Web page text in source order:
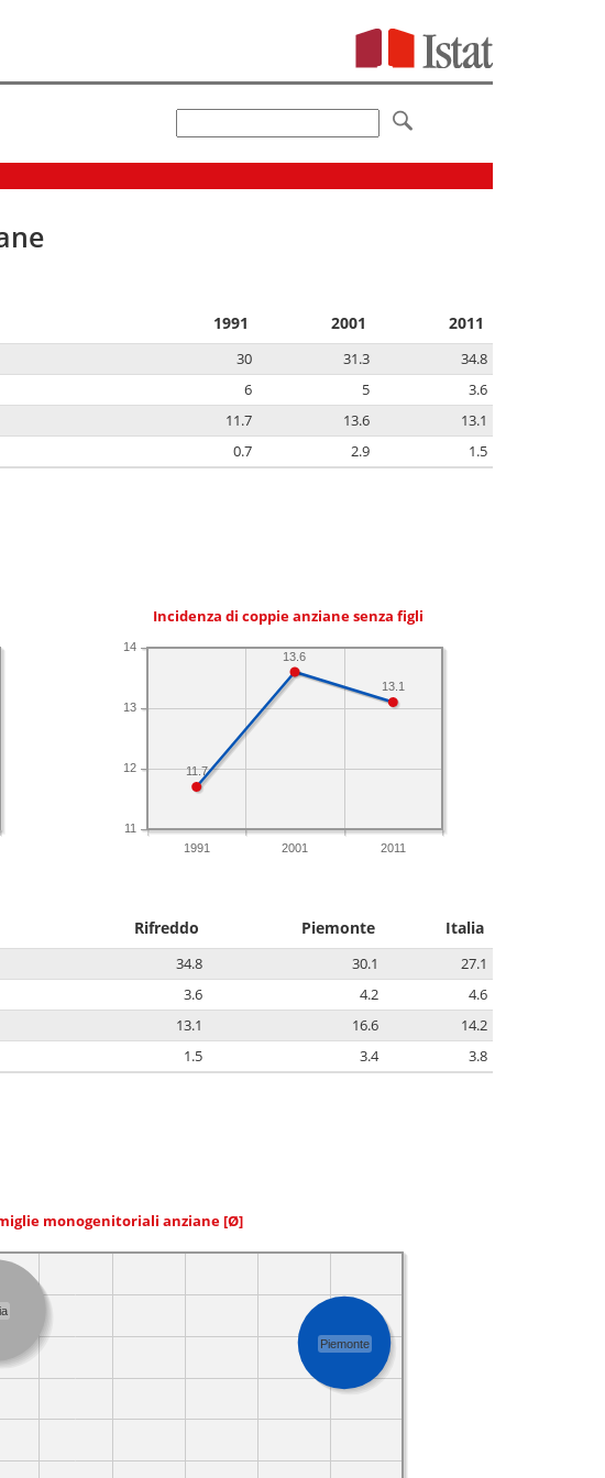
1991 2001 2011
30 31.3
34.8
6 5
3.6
11.7 13.6
13.1
0.7 2.9 1.5
Incidenza di coppie anziane senza figli
1991 2001 2011
11
12
13
14
13.1
13.6
11.7
Rifreddo Piemonte Italia
34.8 30.1
27.1
3.6 4.2
4.6
13.1 16.6
14.2
1.5 3.4 3.8
monogenitoriali anziane [Ø]
Piemonte